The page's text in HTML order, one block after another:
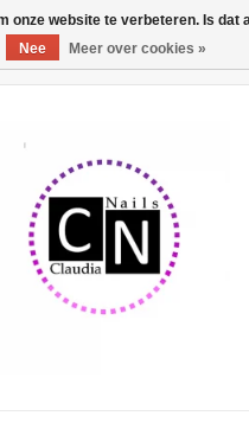
onze website te verbeteren. Is dat
Nee
Meer over cookies »